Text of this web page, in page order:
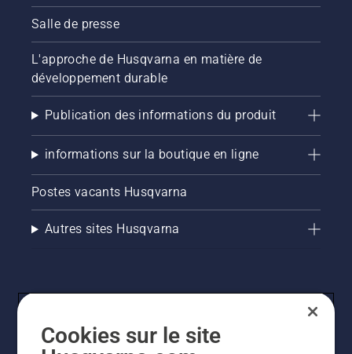
Salle de presse
L'approche de Husqvarna en matière de
développement durable
Publication des informations du produit
informations sur la boutique en ligne
Postes vacants Husqvarna
Autres sites Husqvarna
Cookies sur le site